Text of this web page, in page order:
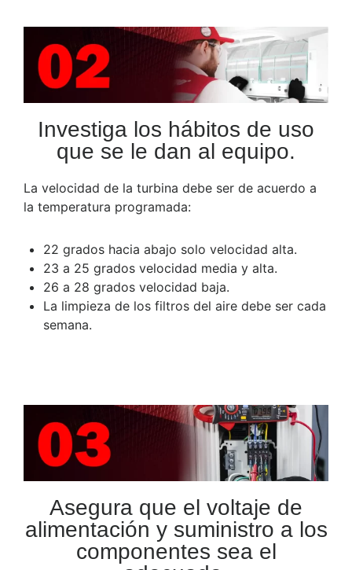
Investiga los hábitos de uso
que se le dan al equipo.
La velocidad de la turbina debe ser de acuerdo a
la temperatura programada:
22 grados hacia abajo solo velocidad alta.
23 a 25 grados velocidad media y alta.
26 a 28 grados velocidad baja.
La limpieza de los filtros del aire debe ser cada
semana.
Asegura que el voltaje de
alimentación y suministro a los
componentes sea el